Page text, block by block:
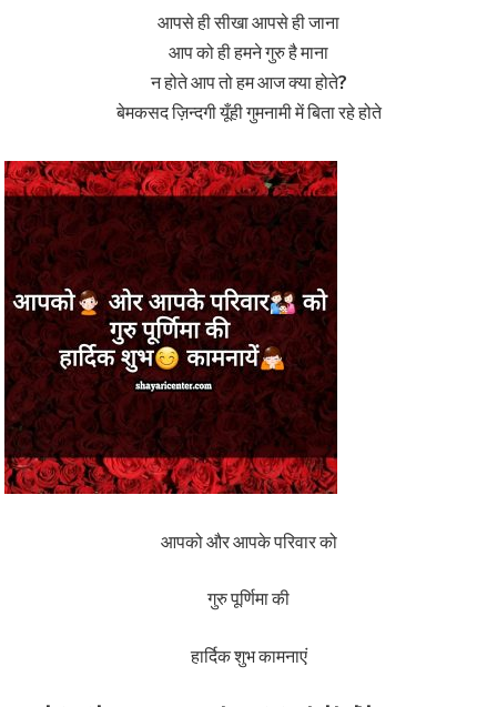
आपसे ही सीखा आपसे ही जाना
आप को ही हमने गुरु है माना
न होते आप तो हम आज क्या होते?
बेमकसद ज़िन्दगी यूँही गुमनामी में बिता रहे होते
आपको और आपके परिवार को
गुरु पूर्णिमा की
हार्दिक शुभ कामनाएं